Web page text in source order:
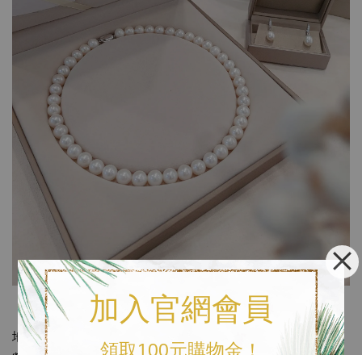
加入官網會員
領取100元購物金！
《磨樣MODE YANG 實體店面》
地址 |